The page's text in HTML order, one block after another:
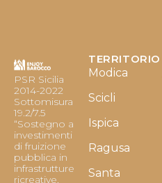
PSR Sicilia
2014-2022
Sottomisura
19.2/7.5
“Sostegno a
investimenti
di fruizione
pubblica in
infrastrutture
ricreative,
TERRITORIO
Modica
Scicli
Ispica
Ragusa
Santa